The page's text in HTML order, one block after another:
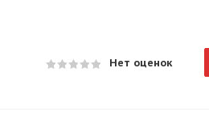
Нет оценок